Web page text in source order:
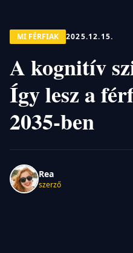
MI FÉRFIAK 2025.12.15.
A kognitív
Így lesz a
2035-ben
Rea
szerző